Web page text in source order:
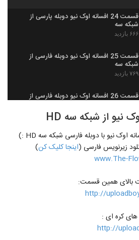
قسمت 24 افسانه اوک نیو دوبله پارسی از
شبکه سه
۶۶۶ بازدید
قسمت 25 افسانه اوک نیو دوبله فارسی از
شبکه سه
۷۶۹ بازدید
قسمت 26 افسانه اوک نیو دوبله فارسی از
۱,۲۱۸ بازدید
دانلود قسمت 27 افسانه اوک نیو از شبکه سه
۷۵۹ بازدید
دانلود قسمت 28 افسانه اوک نیو از شبکه سه
۱,۲۳۴ بازدید
دانلود قسمت 29 افسانه اوک نیو از شبکه سه
۱,۶۶۷ بازدید
زیرنویس فارسی (اینجا کلیک کن)
www.The-
بالای همین قسمت:
http://
کره ای :
http://